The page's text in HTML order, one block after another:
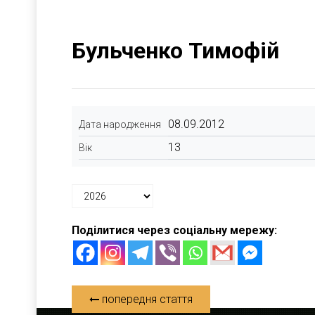
Бульченко Тимофій
Дата народження 08.09.2012
Вік 13
Поділитися через соціальну мережу:
попередня стаття